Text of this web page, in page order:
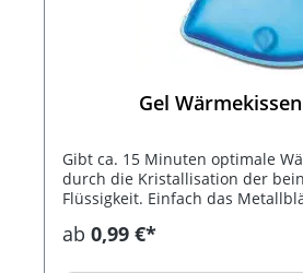
Gel
Gibt ca. 15 Minuten optimale
durch die Kristallisation der
Flüssigkeit. Einfach das
kochendes Wasser und so bis
ab 0,99 €*